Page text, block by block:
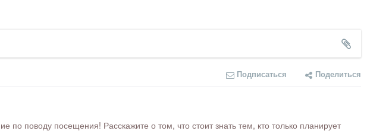
Подписаться Поделиться
поводу посещения! Расскажите о том, что стоит знать тем, кто только планирует